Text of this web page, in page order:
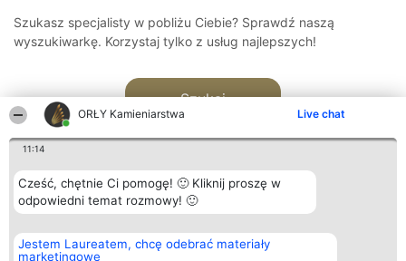
ORŁY Kamieniarstwa Live chat
11:14
Cześć, chętnie Ci pomogę! 🙂 Kliknij proszę w
odpowiedni temat rozmowy! 🙂
Jestem Laureatem, chcę odebrać materiały
marketingowe
Szukasz specjalisty w pobliżu Ciebie? Sprawdź naszą
wyszukiwarkę. Korzystaj tylko z usług najlepszych!
Szukaj
Organizator plebiscytu
Bright Side Solutions sp. z o.
o. sp. k.
Plebiscyt
Laureaci
Kontakt
Kontakt